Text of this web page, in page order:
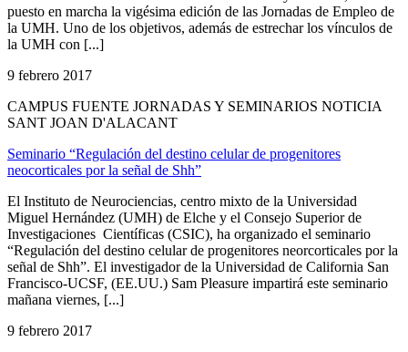
puesto en marcha la vigésima edición de las Jornadas de Empleo de
la UMH. Uno de los objetivos, además de estrechar los vínculos de
la UMH con [...]
9 febrero 2017
CAMPUS FUENTE JORNADAS Y SEMINARIOS NOTICIA
SANT JOAN D'ALACANT
Seminario “Regulación del destino celular de progenitores
neocorticales por la señal de Shh”
El Instituto de Neurociencias, centro mixto de la Universidad
Miguel Hernández (UMH) de Elche y el Consejo Superior de
Investigaciones Científicas (CSIC), ha organizado el seminario
“Regulación del destino celular de progenitores neorcorticales por la
señal de Shh”. El investigador de la Universidad de California San
Francisco-UCSF, (EE.UU.) Sam Pleasure impartirá este seminario
mañana viernes, [...]
9 febrero 2017